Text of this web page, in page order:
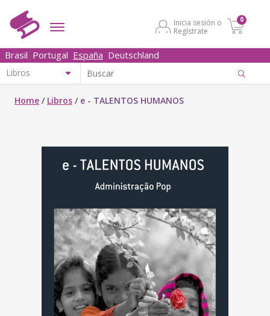
Inicia sesión o
Regístrate
0
Brasil Portugal España Deutschland
Home / Libros / e - TALENTOS HUMANOS